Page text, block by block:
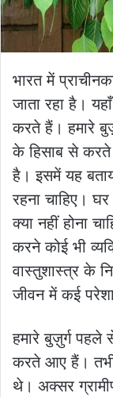
भारत में
जाता रहा है।
करते हैं। हमारे
के हिसाब से करते
है। इसमें यह
रहना चाहिए।
क्या नहीं होना
करने कोई भी
वास्तुशास्त्र के
जीवन में कई
हमारे बुज़ुर्ग पहले
करते आए हैं।
थे। अक्सर